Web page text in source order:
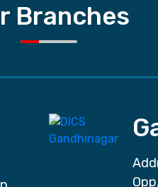
Branches